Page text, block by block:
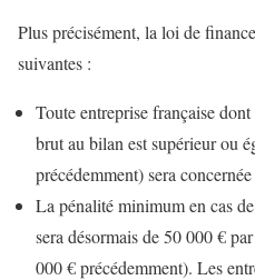
Plus précisément, la loi de
suivantes :
Toute entreprise française
brut au bilan est supérieur ou
précédemment) sera
La pénalité minimum en cas
sera désormais de 50 000 €
000 € précédemment). Les